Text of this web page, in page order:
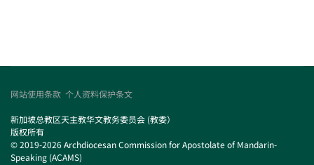
网站使用条款 个人资料保护条文
新加坡总教区天主教华文教务委员会 (教委）
版权所有
© 2019-2026 Archdiocesan Commission for Apostolate of Mandarin-
Speaking (ACAMS)